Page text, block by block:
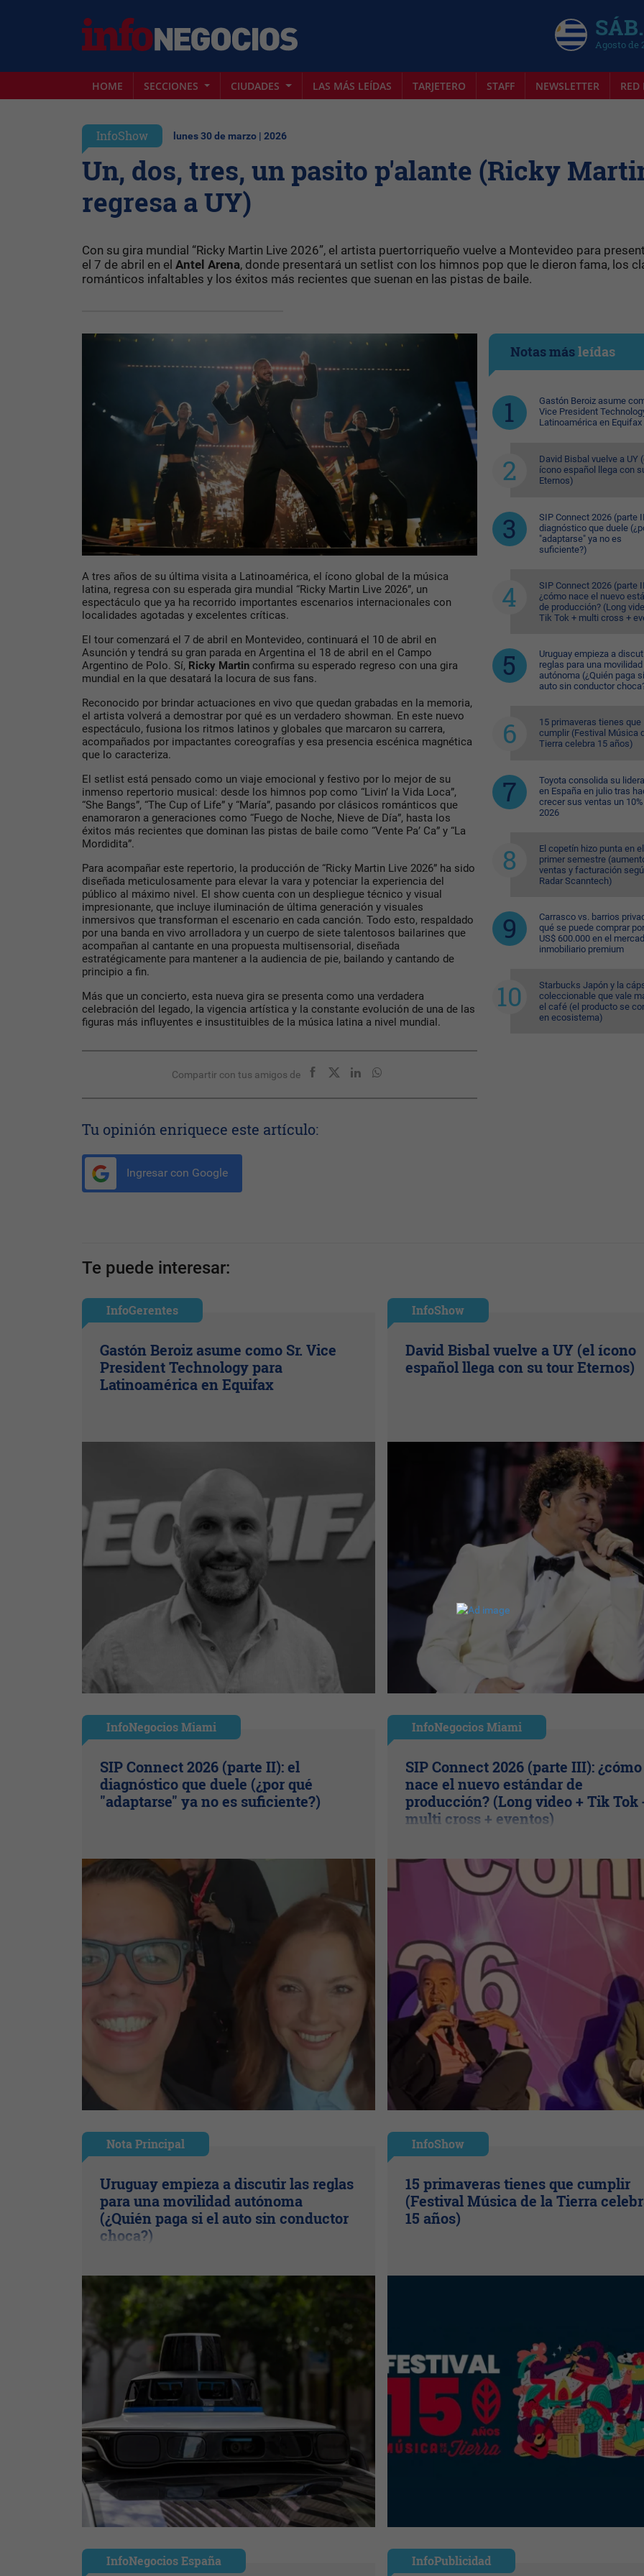
Agosto de
HOME SECCIONES CIUDADES LAS MÁS LEÍDAS TARJETERO STAFF NEWSLETTER
InfoShow lunes 30 de marzo | 2026
Un, dos, tres, un pasito p'alante (Ricky
regresa a UY)
Con su gira mundial “Ricky Martin Live 2026”, el artista puertorriqueño vuelve a Montevideo para
el 7 de abril en el Antel Arena, donde presentará un setlist con los himnos pop que le dieron fama, los
románticos infaltables y los éxitos más recientes que suenan en las pistas de baile.
A tres años de su última visita a Latinoamérica, el ícono global de la música
latina, regresa con su esperada gira mundial “Ricky Martin Live 2026”, un
espectáculo que ya ha recorrido importantes escenarios internacionales con
localidades agotadas y excelentes críticas.
El tour comenzará el 7 de abril en Montevideo, continuará el 10 de abril en
Asunción y tendrá su gran parada en Argentina el 18 de abril en el Campo
Argentino de Polo. Sí, Ricky Martin confirma su esperado regreso con una gira
mundial en la que desatará la locura de sus fans.
Reconocido por brindar actuaciones en vivo que quedan grabadas en la memoria,
el artista volverá a demostrar por qué es un verdadero showman. En este nuevo
espectáculo, fusiona los ritmos latinos y globales que marcaron su carrera,
acompañados por impactantes coreografías y esa presencia escénica magnética
que lo caracteriza.
El setlist está pensado como un viaje emocional y festivo por lo mejor de su
inmenso repertorio musical: desde los himnos pop como “Livin’ la Vida Loca”,
“She Bangs”, “The Cup of Life” y “María”, pasando por clásicos románticos que
enamoraron a generaciones como “Fuego de Noche, Nieve de Día”, hasta los
éxitos más recientes que dominan las pistas de baile como “Vente Pa’ Ca” y “La
Mordidita”.
Para acompañar este repertorio, la producción de “Ricky Martin Live 2026” ha sido
diseñada meticulosamente para elevar la vara y potenciar la experiencia del
público al máximo nivel. El show cuenta con un despliegue técnico y visual
impresionante, que incluye iluminación de última generación y visuales
inmersivos que transforman el escenario en cada canción. Todo esto, respaldado
por una banda en vivo arrolladora y un cuerpo de siete talentosos bailarines que
acompañan al cantante en una propuesta multisensorial, diseñada
estratégicamente para mantener a la audiencia de pie, bailando y cantando de
principio a fin.
Más que un concierto, esta nueva gira se presenta como una verdadera
celebración del legado, la vigencia artística y la constante evolución de una de las
figuras más influyentes e insustituibles de la música latina a nivel mundial.
Compartir con tus amigos de
Tu opinión enriquece este artículo:
Ingresar con Google
Notas másleídas
Gastón Beroiz asume
Vice President
Latinoamérica en Equifax
David Bisbal vuelve a UY
ícono español llega con
Eternos)
SIP Connect 2026 (parte
diagnóstico que duele
"adaptarse" ya no es
suficiente?)
SIP Connect 2026 (parte
¿cómo nace el nuevo
de producción? (Long
Tik Tok + multi cross +
Uruguay empieza a
reglas para una movilidad
autónoma (¿Quién paga
auto sin conductor
15 primaveras tienes que
cumplir (Festival Música
Tierra celebra 15 años)
Toyota consolida su
en España en julio tras
crecer sus ventas un
2026
El copetín hizo punta en el
primer semestre
ventas y facturación
Radar Scanntech)
Carrasco vs. barrios
qué se puede comprar
US$ 600.000 en el
inmobiliario premium
Starbucks Japón y la
coleccionable que vale
el café (el producto se
en ecosistema)
Te puede interesar:
InfoGerentes
Gastón Beroiz asume como Sr. Vice
President Technology para
Latinoamérica en Equifax
InfoShow
David Bisbal vuelve a UY (el ícono
español llega con su tour Eternos)
InfoNegocios Miami
SIP Connect 2026 (parte II): el
diagnóstico que duele (¿por qué
"adaptarse" ya no es suficiente?)
InfoNegocios Miami
SIP Connect 2026 (parte III): ¿cómo
nace el nuevo estándar de
producción? (Long video + Tik Tok
multi cross + eventos)
Nota Principal
Uruguay empieza a discutir las reglas
para una movilidad autónoma
(¿Quién paga si el auto sin conductor
choca?)
InfoShow
15 primaveras tienes que cumplir
(Festival Música de la Tierra
15 años)
InfoNegocios España InfoPublicidad